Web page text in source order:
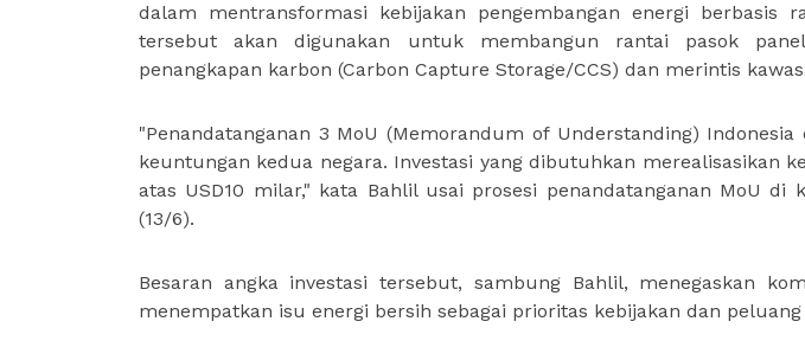
dalam mentransformasi kebijakan pengembangan energi berbasis
tersebut akan digunakan untuk membangun rantai pasok
penangkapan karbon (Carbon Capture Storage/CCS) dan merintis
"Penandatanganan 3 MoU (Memorandum of Understanding)
keuntungan kedua negara. Investasi yang dibutuhkan merealisasikan
atas USD10 milar," kata Bahlil usai prosesi penandatanganan MoU di
(13/6).
Besaran angka investasi tersebut, sambung Bahlil, menegaskan
menempatkan isu energi bersih sebagai prioritas kebijakan dan peluang